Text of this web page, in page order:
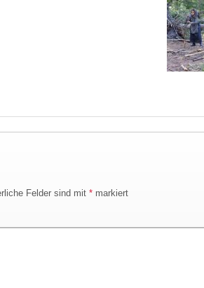
Felder sind mit *markiert